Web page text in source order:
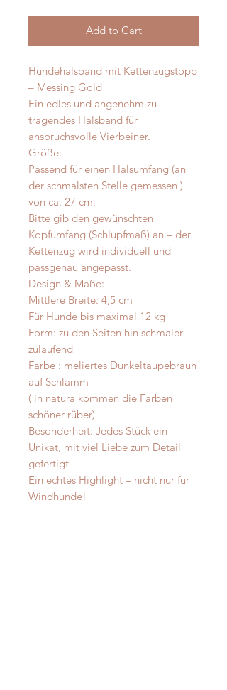
Add to Cart
Hundehalsband mit Kettenzugstopp
– Messing Gold
Ein edles und angenehm zu
tragendes Halsband für
anspruchsvolle Vierbeiner.
Größe:
Passend für einen Halsumfang (an
der schmalsten Stelle gemessen )
von ca. 27 cm.
Bitte gib den gewünschten
Kopfumfang (Schlupfmaß) an – der
Kettenzug wird individuell und
passgenau angepasst.
Design & Maße:
Mittlere Breite: 4,5 cm
Für Hunde bis maximal 12 kg
Form: zu den Seiten hin schmaler
zulaufend
Farbe : meliertes Dunkeltaupebraun
auf Schlamm
( in natura kommen die Farben
schöner rüber)
Besonderheit: Jedes Stück ein
Unikat, mit viel Liebe zum Detail
gefertigt
Ein echtes Highlight – nicht nur für
Windhunde!